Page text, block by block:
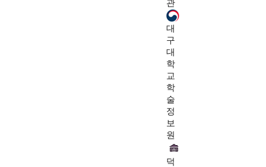
관
대
구
대
학
교
학
술
정
보
원
덕